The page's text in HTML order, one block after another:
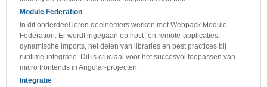
Module Federation
In dit onderdeel leren deelnemers werken met Webpack Module
Federation. Er wordt ingegaan op host- en remote-applicaties,
dynamische imports, het delen van libraries en best practices bij
runtime-integratie. Dit is cruciaal voor het succesvol toepassen van
micro frontends in Angular-projecten.
Integratie